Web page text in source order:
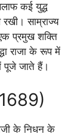
कई युद्ध
साम्राज्य
प्रमुख शक्ति
राजा के रूप में
पूजे जाते हैं।
के निधन के